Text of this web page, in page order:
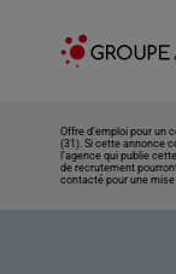
Offre d’emploi pour un
(31). Si cette annonce
l’agence qui publie
de recrutement
contacté pour une mise